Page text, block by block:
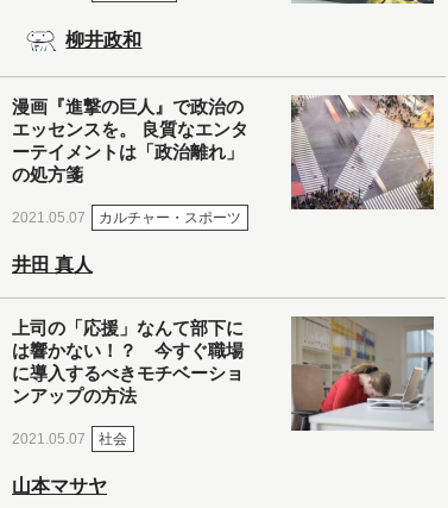
柳井政和
漫画『進撃の巨人』で政治の
エッセンスを。 良質なエンタ
ーテイメントは「政治離れ」
の処方箋
2021.05.07 カルチャー・スポーツ
井田 真人
上司の「応援」なんて部下に
は響かない！？ 今すぐ職場
に導入するべきモチベーショ
ンアップの方法
2021.05.07 社会
山本マサヤ